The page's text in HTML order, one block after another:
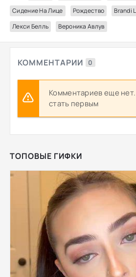
Сидение На Лице
Рождество Brandi
Лекси Белль
Вероника Авлув
КОММЕНТАРИИ 0
Комментариев еще
стать первым
ТОПОВЫЕ ГИФКИ